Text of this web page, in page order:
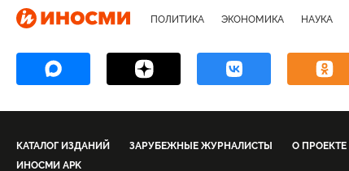
ПОЛИТИКА ЭКОНОМИКА НАУКА
КАТАЛОГ ИЗДАНИЙ ЗАРУБЕЖНЫЕ ЖУРНАЛИСТЫ О ПРОЕКТЕ
ИНОСМИ APK